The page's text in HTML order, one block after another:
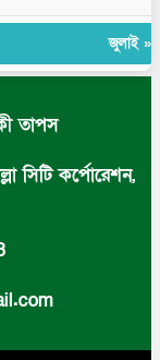
জুলাই »
তাপস
সিটি কর্পোরেশন,